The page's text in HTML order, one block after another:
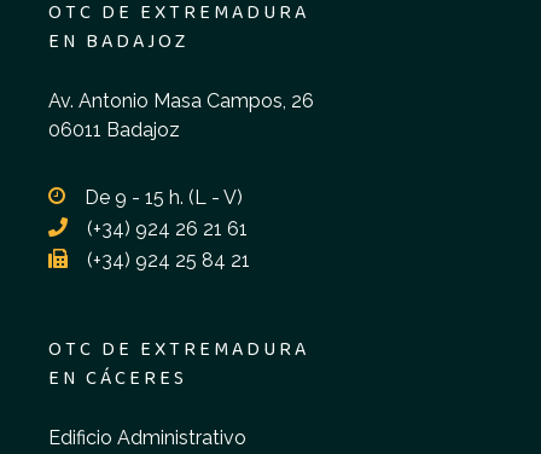
OTC DE EXTREMADURA
EN BADAJOZ
Av. Antonio Masa Campos, 26
06011 Badajoz
De 9 - 15 h. (L - V)
(+34) 924 26 21 61
(+34) 924 25 84 21
OTC DE EXTREMADURA
EN CÁCERES
Edificio Administrativo